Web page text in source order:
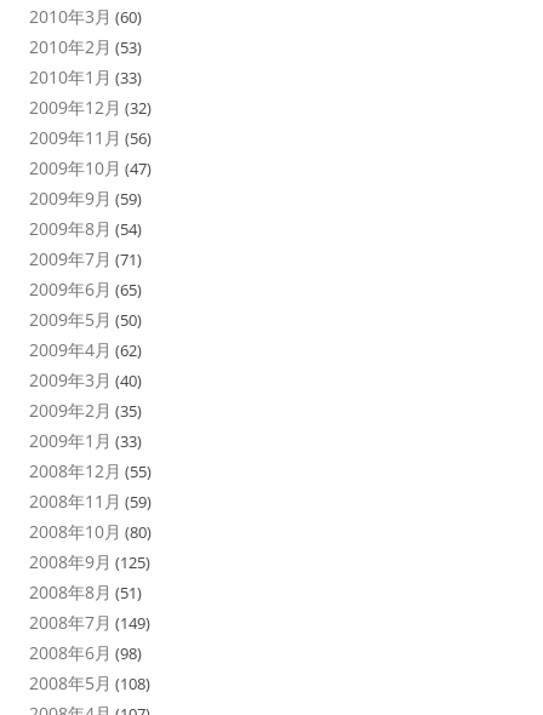
2010年3月 (60)
2010年2月 (53)
2010年1月 (33)
2009年12月 (32)
2009年11月 (56)
2009年10月 (47)
2009年9月 (59)
2009年8月 (54)
2009年7月 (71)
2009年6月 (65)
2009年5月 (50)
2009年4月 (62)
2009年3月 (40)
2009年2月 (35)
2009年1月 (33)
2008年12月 (55)
2008年11月 (59)
2008年10月 (80)
2008年9月 (125)
2008年8月 (51)
2008年7月 (149)
2008年6月 (98)
2008年5月 (108)